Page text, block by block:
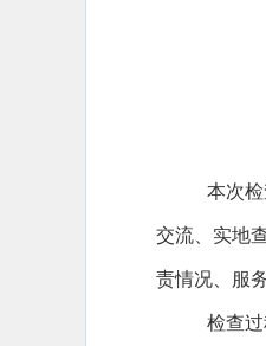
本次
交流、实地
责情况、服
检查